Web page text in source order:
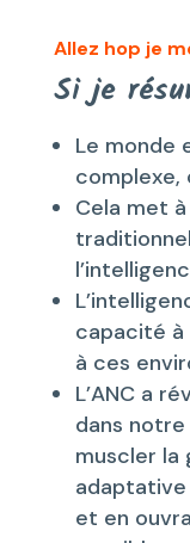
Allez hop je
Si je
Le monde
complexe,
Cela met
capacité
à ces
L’ANC a
dans
muscler la
et en